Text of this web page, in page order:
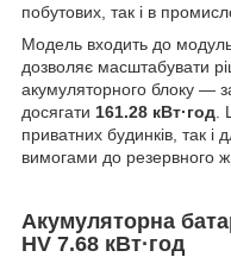
побутових, так і в
Модель входить до
дозволяє масштабувати
акумуляторного блоку —
досягати 161.28 кВт·год
приватних будинків, так і
вимогами до резервного
Акумуляторна
HV 7.68 кВт·год